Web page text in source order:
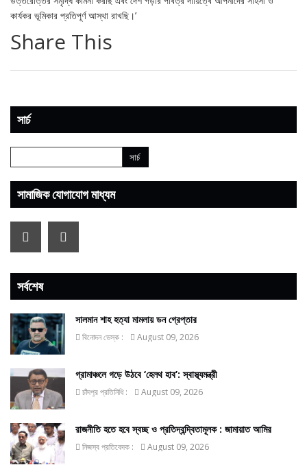
কার্যকর ভূমিকার প্রতিপূর্ণ আস্থা রাখছি।’
Share This
সার্চ
সামাজিক যোগাযোগ মাধ্যম
সর্বশেষ
সালমান শাহ হত্যা মামলায় ডন গ্রেপ্তার
বিনোদন ডেস্ক : August 09, 2026
গ্রামাঞ্চলে গড়ে উঠবে ‘হেলথ হাব’: স্বাস্থ্যমন্ত্রী
চাঁদপুর প্রতিনিধি : August 09, 2026
রাজনীতি হতে হবে স্বচ্ছ ও প্রতিদ্বন্দ্বিতামূলক : জামায়াত আমির
নিজস্ব প্রতিবেদক : August 09, 2026